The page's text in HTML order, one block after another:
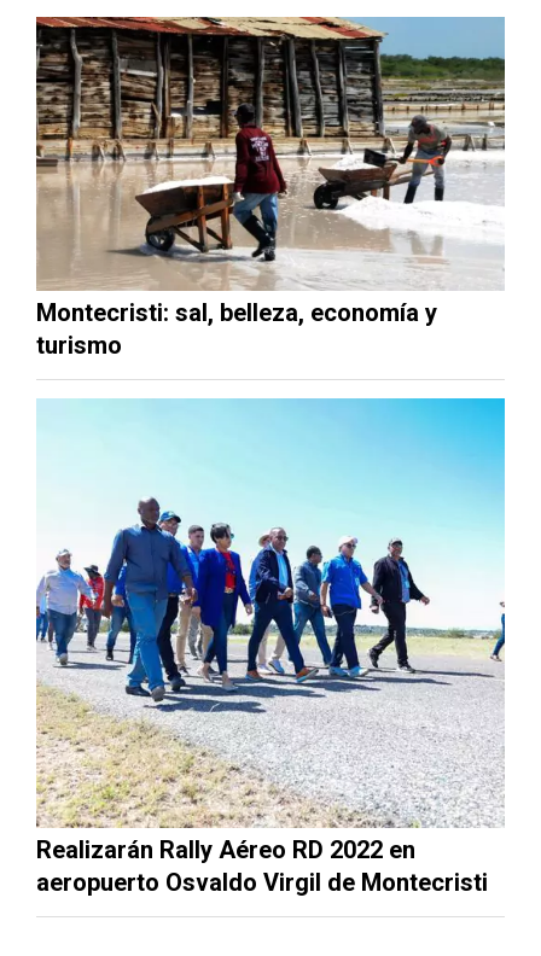
Montecristi: sal, belleza, economía y
turismo
Realizarán Rally Aéreo RD 2022 en
aeropuerto Osvaldo Virgil de Montecristi